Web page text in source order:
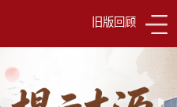
旧版回顾